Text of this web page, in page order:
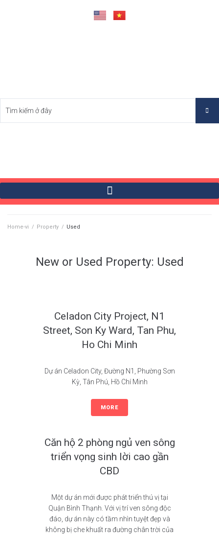
Home-vi / Property / Used
New or Used Property: Used
Celadon City Project, N1
Street, Son Ky Ward, Tan Phu,
Ho Chi Minh
Dự án Celadon City, Đường N1, Phường Sơn
Kỳ, Tân Phú, Hồ Chí Minh
MORE
Căn hộ 2 phòng ngủ ven sông
triển vọng sinh lời cao gần
CBD
Một dự án mới được phát triển thú vị tại
Quận Bình Thạnh. Với vị trí ven sông độc
đáo, dự án này có tầm nhìn tuyệt đẹp và
không bị che khuất ra đường chân trời của